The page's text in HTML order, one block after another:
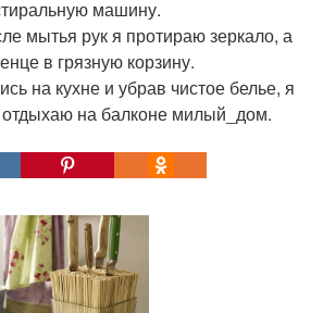
машину.
мытья рук я протираю зеркало, а
в грязную корзину.
на кухне и убрав чистое белье, я
на балконе милый_дом.